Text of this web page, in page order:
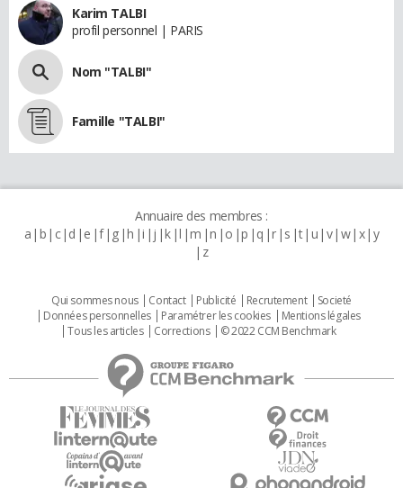
Karim TALBI
profil personnel | PARIS
Nom "TALBI"
Famille "TALBI"
Annuaire des membres :
a b c d e f g h i j k l m n o p q r s t u v w x y
z
Qui sommes nous Contact Publicité Recrutement
Societé
Données personnelles
Paramétrer les cookies
Mentions légales
Tous les articles
Corrections © 2022 CCM Benchmark